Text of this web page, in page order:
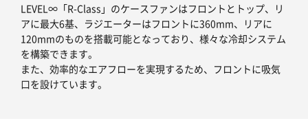
LEVEL∞「R-Class」のケースファンはフロントとトップ、リ
アに最大6基、ラジエーターはフロントに360mm、リアに
120mmのものを搭載可能となっており、様々な冷却システム
を構築できます。
また、効率的なエアフローを実現するため、フロントに吸気
口を設けています。